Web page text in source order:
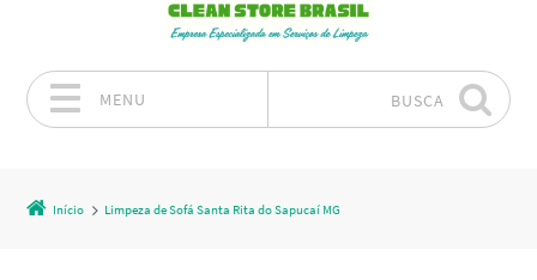
MENU BUSCA
Início Limpeza de Sofá Santa Rita do Sapucaí MG